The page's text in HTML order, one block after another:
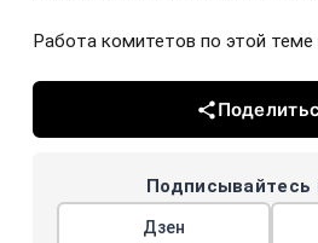
Работа комитетов по этой теме
Подписывайтесь
Дзен